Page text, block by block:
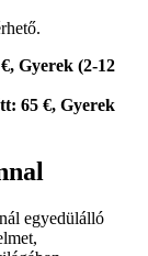
Gyerek (2-12
65 €, Gyerek
egyedülálló